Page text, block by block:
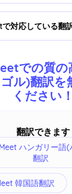
た翻訳はJotMe
文字起こしされ
)翻訳と並べて確認
対応している翻
ンド語、アラビ
語、トルコ語、
ルマ語、ロシア語
での質の
ル)翻訳を
ください！
翻訳できます
ハンガリー語(
翻訳
韓国語翻訳